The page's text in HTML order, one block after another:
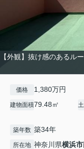
【外観】抜け感のあるル
価格 1,380万円
建物面積79.48㎡
築年数 築34年
所在地 神奈川県横浜